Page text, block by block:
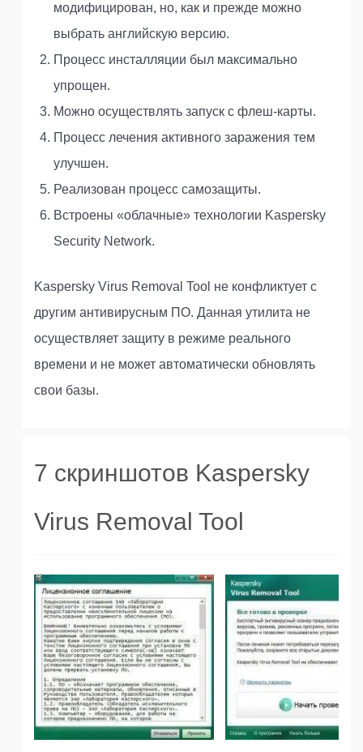
модифицирован, но, как и прежде можно
выбрать английскую версию.
Процесс инсталляции был максимально
упрощен.
Можно осуществлять запуск с флеш-карты.
Процесс лечения активного заражения тем
улучшен.
Реализован процесс самозащиты.
Встроены «облачные» технологии Kaspersky
Security Network.
Kaspersky Virus Removal Tool не конфликтует с
другим антивирусным ПО. Данная утилита не
осуществляет защиту в режиме реального
времени и не может автоматически обновлять
свои базы.
7 скриншотов Kaspersky
Virus Removal Tool